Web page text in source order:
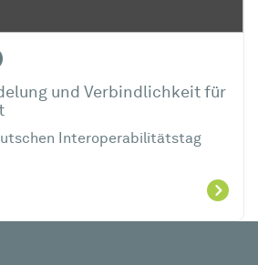
und Verbindlichkeit für
Interoperabilitätstag